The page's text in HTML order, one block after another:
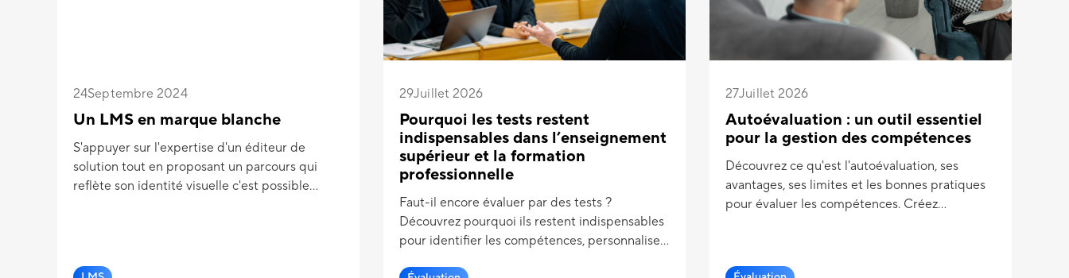
24Septembre 2024
Un LMS en marque blanche
S'appuyer sur l'expertise d'un éditeur de
solution tout en proposant un parcours qui
reflète son identité visuelle c'est possible
29Juillet 2026
Pourquoi les tests restent
indispensables dans l’enseignement
supérieur et la formation
professionnelle
Faut-il encore évaluer par des tests ?
Découvrez pourquoi ils restent indispensables
pour identifier les compétences, personnaliser
27Juillet 2026
Autoévaluation : un outil essentiel
pour la gestion des compétences
Découvrez ce qu'est l'autoévaluation, ses
avantages, ses limites et les bonnes pratiques
pour évaluer les compétences. Créez